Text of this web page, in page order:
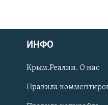
ИНФО
Крым.Реалии. О нас
Правила